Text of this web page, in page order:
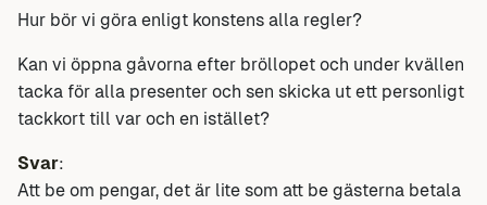
Hur bör vi göra enligt konstens alla regler?
Kan vi öppna gåvorna efter bröllopet och under kvällen
tacka för alla presenter och sen skicka ut ett personligt
tackkort till var och en istället?
Svar:
Att be om pengar, det är lite som att be gästerna betala